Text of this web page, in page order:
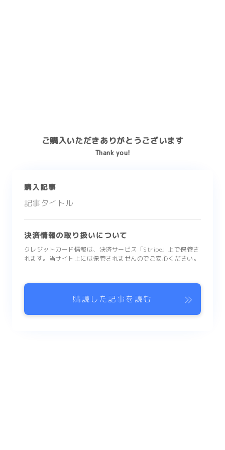
ご購入いただきありがとうございます
Thank you!
購入記事
記事タイトル
決済情報の取り扱いについて
クレジットカード情報は、決済サービス「Stripe」上で保管さ
れます。当サイト上には保管されませんのでご安心ください。
購読した記事を読む